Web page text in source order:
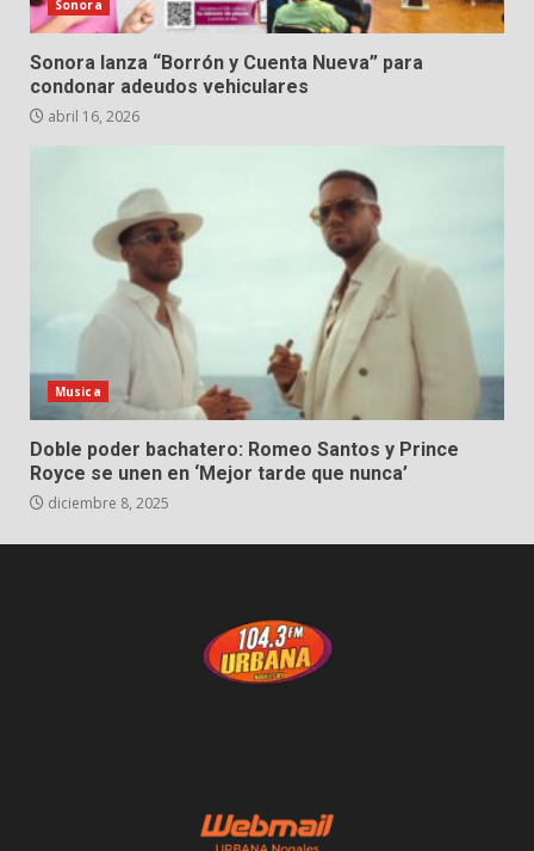
Sonora
Sonora lanza “Borrón y Cuenta Nueva” para
condonar adeudos vehiculares
abril 16, 2026
Musica
Doble poder bachatero: Romeo Santos y Prince
Royce se unen en ‘Mejor tarde que nunca’
diciembre 8, 2025